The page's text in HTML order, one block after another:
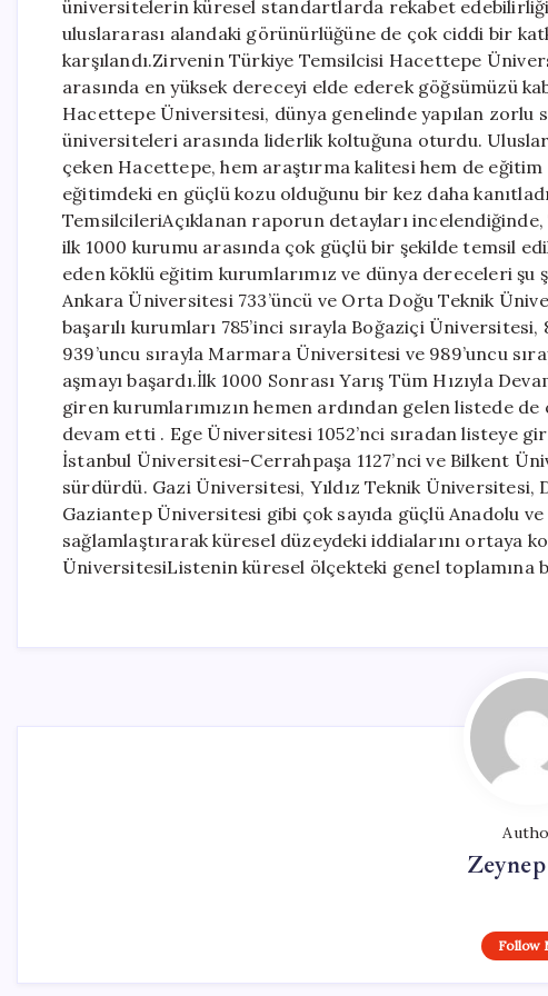
üniversitelerin küresel standartlarda rekabet
uluslararası alandaki görünürlüğüne de çok ciddi bir
karşılandı.Zirvenin Türkiye Temsilcisi Hacettepe
arasında en yüksek dereceyi elde ederek göğsümüzü
Hacettepe Üniversitesi, dünya genelinde yapılan zorlu
üniversiteleri arasında liderlik koltuğuna oturdu.
çeken Hacettepe, hem araştırma kalitesi hem de
eğitimdeki en güçlü kozu olduğunu bir kez daha
TemsilcileriAçıklanan raporun detayları
ilk 1000 kurumu arasında çok güçlü bir şekilde temsil
eden köklü eğitim kurumlarımız ve dünya dereceleri
Ankara Üniversitesi 733’üncü ve Orta Doğu Teknik
başarılı kurumları 785’inci sırayla Boğaziçi
939’uncu sırayla Marmara Üniversitesi ve 989’uncu
aşmayı başardı.İlk 1000 Sonrası Yarış Tüm Hızıyla
giren kurumlarımızın hemen ardından gelen listede
devam etti . Ege Üniversitesi 1052’nci sıradan listeye
İstanbul Üniversitesi-Cerrahpaşa 1127’nci ve Bilkent
sürdürdü. Gazi Üniversitesi, Yıldız Teknik
Gaziantep Üniversitesi gibi çok sayıda güçlü Anadolu
sağlamlaştırarak küresel düzeydeki iddialarını ortaya
ÜniversitesiListenin küresel ölçekteki genel toplamına
Follow